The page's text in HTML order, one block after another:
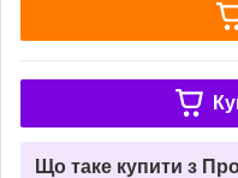
Що таке купити з